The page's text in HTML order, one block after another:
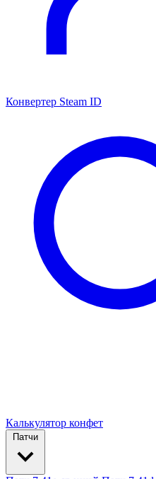
Конвертер Steam ID
Калькулятор конфет
Патчи